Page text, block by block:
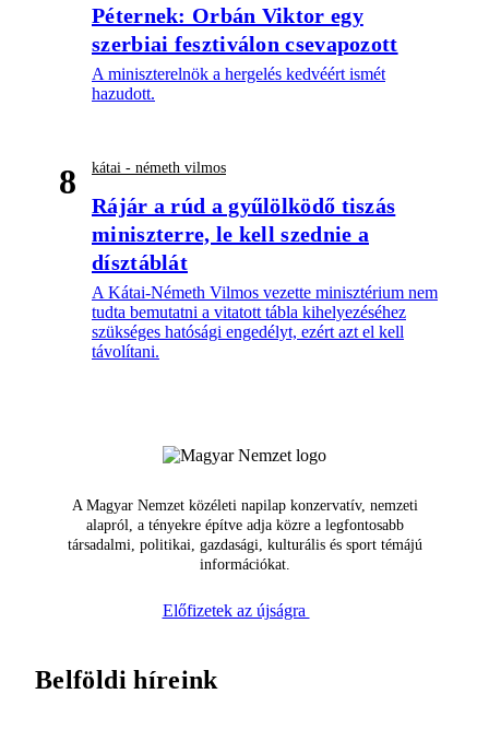
Péternek: Orbán Viktor egy
szerbiai fesztiválon csevapozott
A miniszterelnök a hergelés kedvéért ismét
hazudott.
8 kátai - németh vilmos
Rájár a rúd a gyűlölködő tiszás
miniszterre, le kell szednie a
dísztáblát
A Kátai-Németh Vilmos vezette minisztérium nem
tudta bemutatni a vitatott tábla kihelyezéséhez
szükséges hatósági engedélyt, ezért azt el kell
távolítani.
A Magyar Nemzet közéleti napilap konzervatív, nemzeti
alapról, a tényekre építve adja közre a legfontosabb
társadalmi, politikai, gazdasági, kulturális és sport témájú
információkat.
Előfizetek az újságra
Belföldi híreink